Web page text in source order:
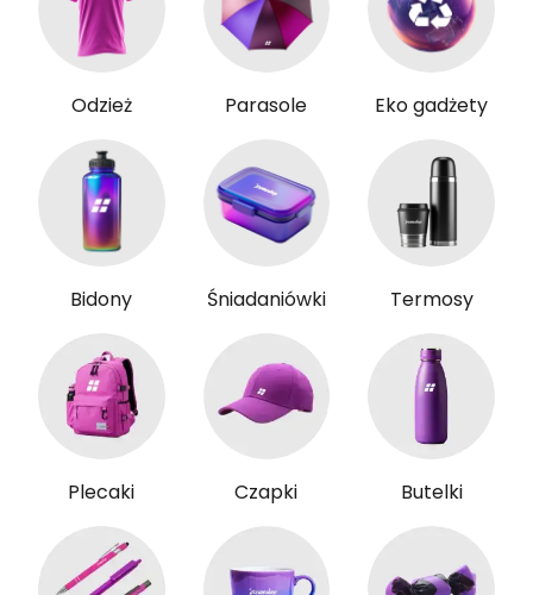
Odzież Parasole Eko gadżety
Bidony Śniadaniówki Termosy
Plecaki Czapki Butelki